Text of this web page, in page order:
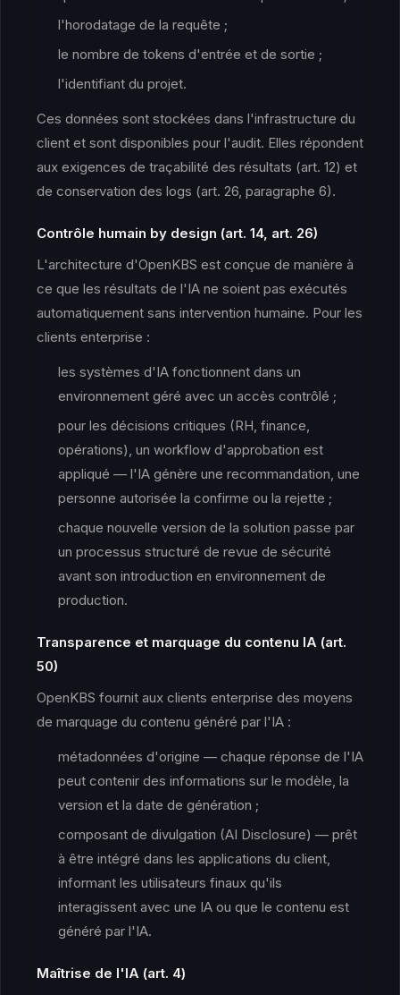
l'horodatage de la requête ;
le nombre de tokens d'entrée et de sortie ;
l'identifiant du projet.
Ces données sont stockées dans l'infrastructure du
client et sont disponibles pour l'audit. Elles répondent
aux exigences de traçabilité des résultats (art. 12) et
de conservation des logs (art. 26, paragraphe 6).
Contrôle humain by design (art. 14, art. 26)
L'architecture d'OpenKBS est conçue de manière à
ce que les résultats de l'IA ne soient pas exécutés
automatiquement sans intervention humaine. Pour les
clients enterprise :
les systèmes d'IA fonctionnent dans un
environnement géré avec un accès contrôlé ;
pour les décisions critiques (RH, finance,
opérations), un workflow d'approbation est
appliqué — l'IA génère une recommandation, une
personne autorisée la confirme ou la rejette ;
chaque nouvelle version de la solution passe par
un processus structuré de revue de sécurité
avant son introduction en environnement de
production.
Transparence et marquage du contenu IA (art.
50)
OpenKBS fournit aux clients enterprise des moyens
de marquage du contenu généré par l'IA :
métadonnées d'origine — chaque réponse de l'IA
peut contenir des informations sur le modèle, la
version et la date de génération ;
composant de divulgation (AI Disclosure) — prêt
à être intégré dans les applications du client,
informant les utilisateurs finaux qu'ils
interagissent avec une IA ou que le contenu est
généré par l'IA.
Maîtrise de l'IA (art. 4)